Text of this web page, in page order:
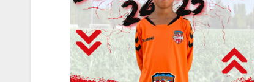
4 SEPTIEMBRE 2025